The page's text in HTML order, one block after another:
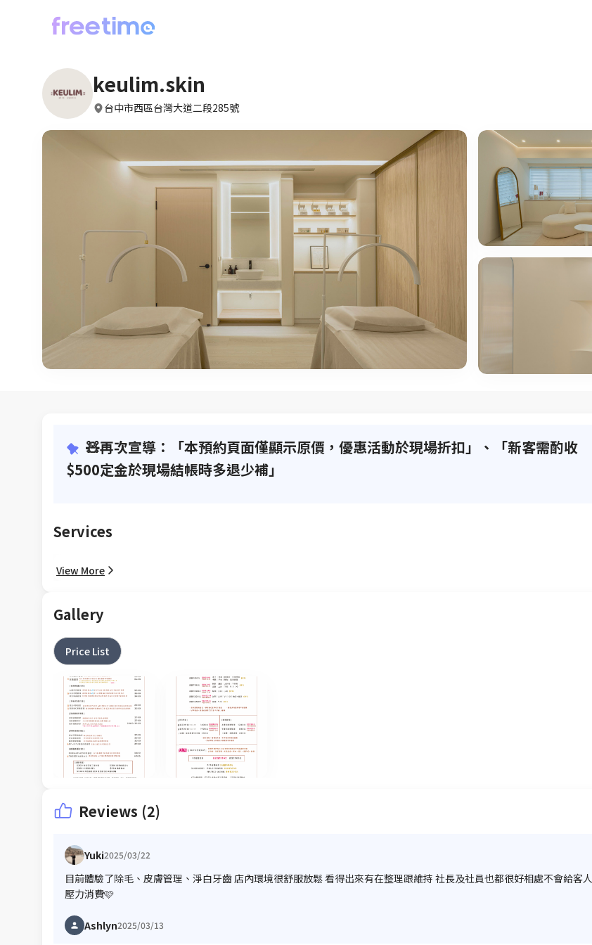
keulim.skin
台中市西區台灣大道二段285號
🧸再次宣導：「本預約頁面僅顯示原價，優惠活動於現場折扣」、「新客需酌收
$500定金於現場結帳時多退少補」
Services
View More
Gallery
Price List
Reviews (2)
Yuki2025/03/22
目前體驗了除毛、皮膚管理、淨白牙齒 店內環境很舒服放鬆 看得出來有在整理跟維持 社長及社員也都很好相處不會給客人
壓力消費🩷
Ashlyn2025/03/13